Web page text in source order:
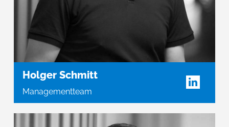
Holger Schmitt
Managementteam